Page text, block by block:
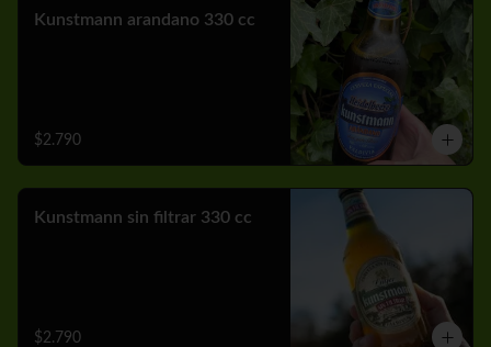
Kunstmann arandano 330 cc
$2.790
Kunstmann sin filtrar 330 cc
$2.790